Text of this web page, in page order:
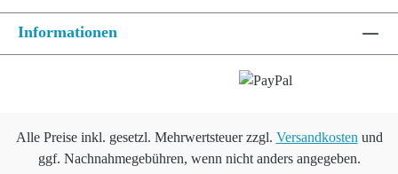
Informationen
Alle Preise inkl. gesetzl. Mehrwertsteuer zzgl. Versandkosten und
ggf. Nachnahmegebühren, wenn nicht anders angegeben.